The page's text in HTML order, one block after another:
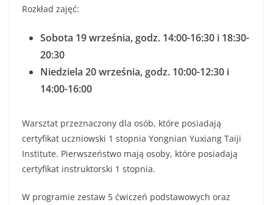
Rozkład zajęć:
Sobota 19 września, godz. 14:00-16:30 i 18:30-
20:30
Niedziela 20 września, godz. 10:00-12:30 i
14:00-16:00
Warsztat przeznaczony dla osób, które posiadają
certyfikat uczniowski 1 stopnia Yongnian Yuxiang Taiji
Institute. Pierwszeństwo mają osoby, które posiadają
certyfikat instruktorski 1 stopnia.
W programie zestaw 5 ćwiczeń podstawowych oraz